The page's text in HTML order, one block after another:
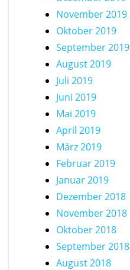
November 2019
Oktober 2019
September 2019
August 2019
Juli 2019
Juni 2019
Mai 2019
April 2019
März 2019
Februar 2019
Januar 2019
Dezember 2018
November 2018
Oktober 2018
September 2018
August 2018